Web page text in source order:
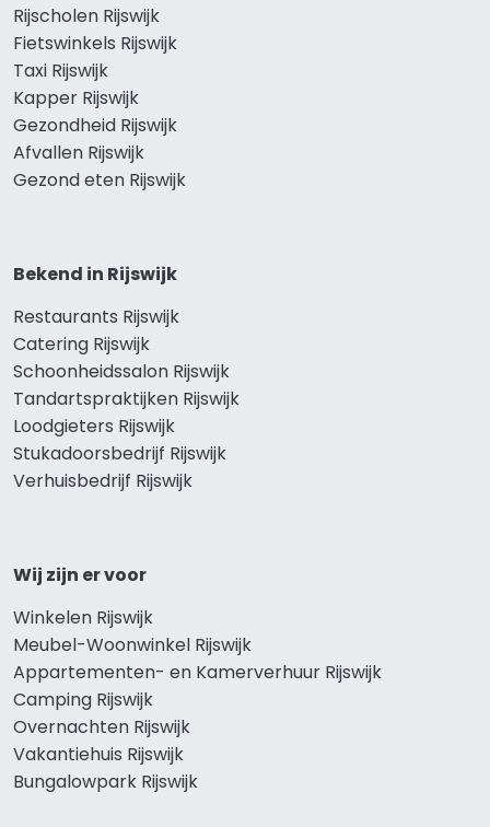
Rijscholen Rijswijk
Fietswinkels Rijswijk
Taxi Rijswijk
Kapper Rijswijk
Gezondheid Rijswijk
Afvallen Rijswijk
Gezond eten Rijswijk
Bekend in Rijswijk
Restaurants Rijswijk
Catering Rijswijk
Schoonheidssalon Rijswijk
Tandartspraktijken Rijswijk
Loodgieters Rijswijk
Stukadoorsbedrijf Rijswijk
Verhuisbedrijf Rijswijk
Wij zijn er voor
Winkelen Rijswijk
Meubel-Woonwinkel Rijswijk
Appartementen- en Kamerverhuur Rijswijk
Camping Rijswijk
Overnachten Rijswijk
Vakantiehuis Rijswijk
Bungalowpark Rijswijk